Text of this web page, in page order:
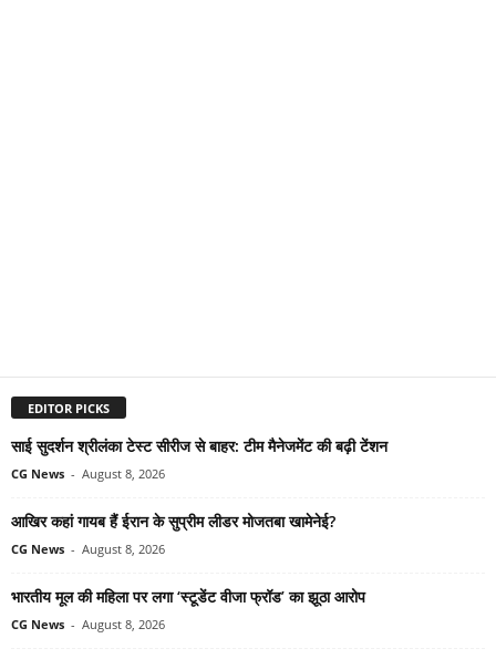
EDITOR PICKS
साई सुदर्शन श्रीलंका टेस्ट सीरीज से बाहर: टीम मैनेजमेंट की बढ़ी टेंशन
CG News - August 8, 2026
आखिर कहां गायब हैं ईरान के सुप्रीम लीडर मोजतबा खामेनेई?
CG News - August 8, 2026
भारतीय मूल की महिला पर लगा ‘स्टूडेंट वीजा फ्रॉड’ का झूठा आरोप
CG News - August 8, 2026